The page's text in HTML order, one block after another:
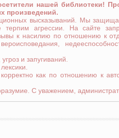
нашей библиотеки!
произведений.
высказываний. Мы
агрессии. На сайте
к насилию по отношению к
и запугиваний.
как по отношению к
С уважением,